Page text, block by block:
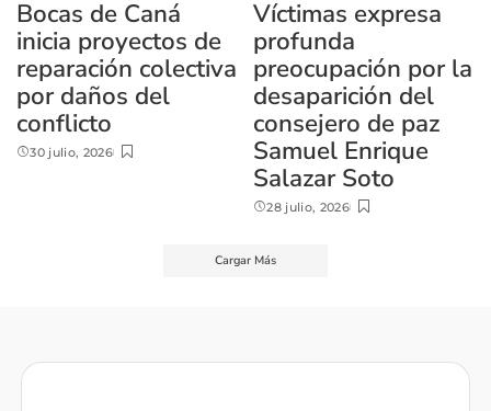
Bocas de Caná
inicia proyectos de
reparación colectiva
por daños del
conflicto
30 julio, 2026
Víctimas expresa
profunda
preocupación por la
desaparición del
consejero de paz
Samuel Enrique
Salazar Soto
28 julio, 2026
Cargar Más